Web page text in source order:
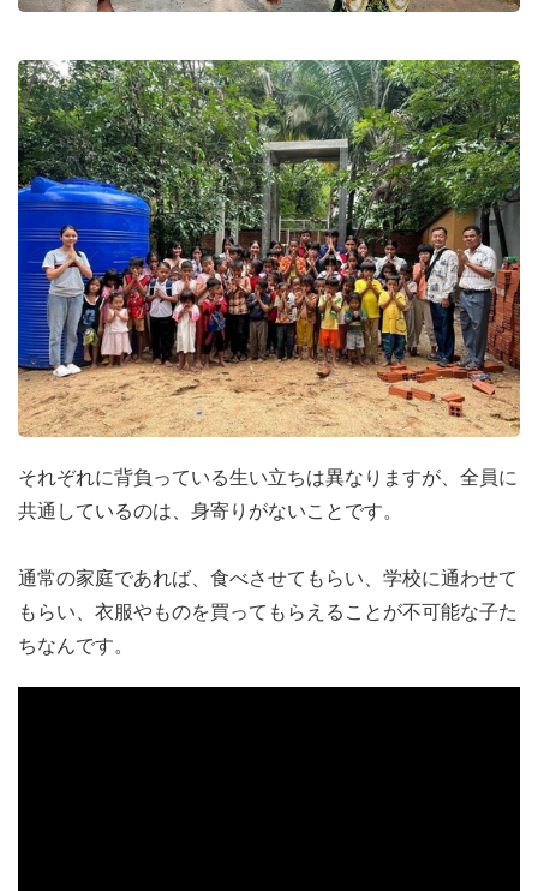
それぞれに背負っている生い立ちは異なりますが、全員に
共通しているのは、身寄りがないことです。
通常の家庭であれば、食べさせてもらい、学校に通わせて
もらい、衣服やものを買ってもらえることが不可能な子た
ちなんです。